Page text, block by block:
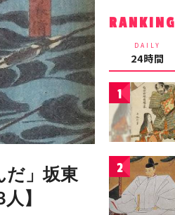
だ」坂東
】
RANKING
DAILY
24時間
1
2